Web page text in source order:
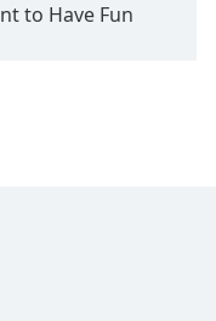
to Have Fun